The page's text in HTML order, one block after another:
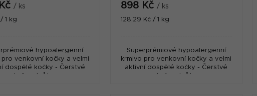
/ ks
1 kg
hypoalergenní
pro venkovní kočky a velmi
dospělé kočky - Čerstvé
898 Kč / ks
Měrná
128,29 Kč / 1 kg
Superprémiové hypoalergenní
krmivo pro venkovní kočky a velmi
aktivní dospělé kočky - Čerstvé